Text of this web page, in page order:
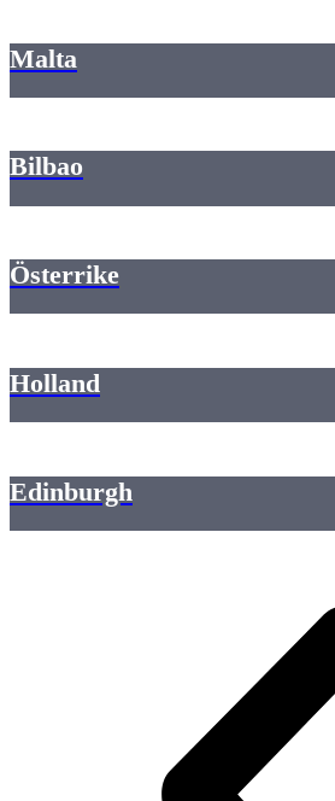
Malta
Bilbao
Österrike
Holland
Edinburgh